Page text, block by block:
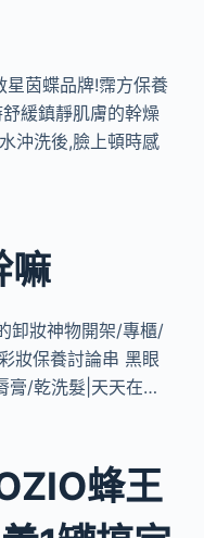
茵蝶品牌!霈方保養
緩鎮靜肌膚的幹燥
沖洗後,臉上頓時感
嘛
卸妝神物開架/專櫃/
妝保養討論串 黑眼
膏/乾洗髮|天天在…
蜂王